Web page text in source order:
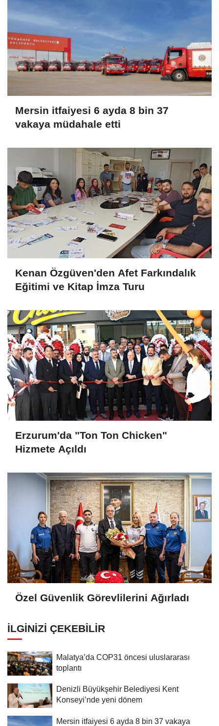
Mersin itfaiyesi 6 ayda 8 bin 37
vakaya müdahale etti
Kenan Özgüven'den Afet Farkındalık
Eğitimi ve Kitap İmza Turu
Erzurum'da "Ton Ton Chicken"
Hizmete Açıldı
Özel Güvenlik Görevlilerini Ağırladı
İLGINIZI ÇEKEBILIR
Malatya’da COP31 öncesi uluslararası
toplantı
Denizli Büyükşehir Belediyesi Kent
Konseyi’nde yeni dönem
Mersin itfaiyesi 6 ayda 8 bin 37 vakaya